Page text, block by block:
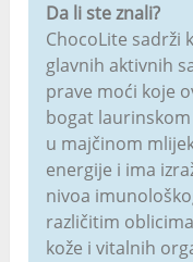
Da li ste znali?
ChocoLite sadrži
glavnih aktivnih
prave moći koje
bogat
u majčinom
energije i ima
nivoa
različitim
kože i vitalnih